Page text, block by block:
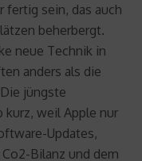
fertig sein, das auch
beherbergt.
neue Technik in
anders als die
jüngste
kurz, weil Apple nur
Updates,
Bilanz und dem